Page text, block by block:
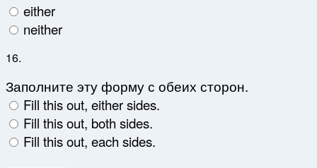
either
neither
16.
Заполните эту форму с обеих сторон.
Fill this out, either sides.
Fill this out, both sides.
Fill this out, each sides.